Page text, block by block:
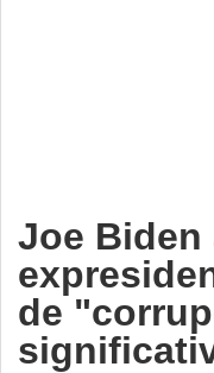
Joe Biden
de